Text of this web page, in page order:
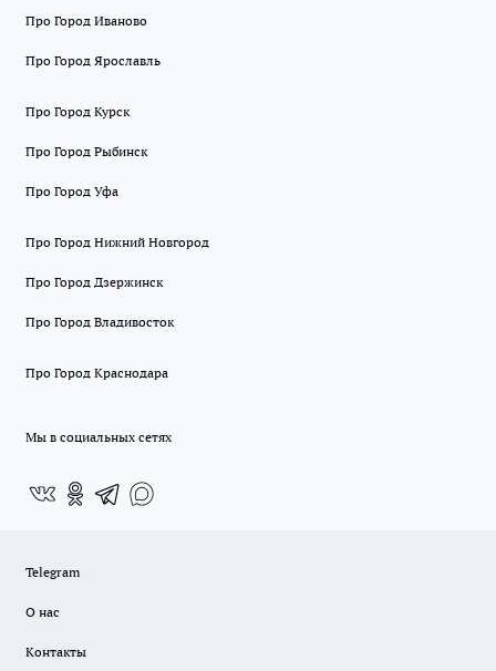
Про Город Иваново
Про Город Ярославль
Про Город Курск
Про Город Рыбинск
Про Город Уфа
Про Город Нижний Новгород
Про Город Дзержинск
Про Город Владивосток
Про Город Краснодара
Мы в социальных сетях
Telegram
О нас
Контакты